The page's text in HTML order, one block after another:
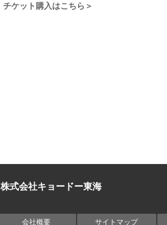
チケット購入はこちら＞
株式会社キョードー東海
会社概要 サイトマップ